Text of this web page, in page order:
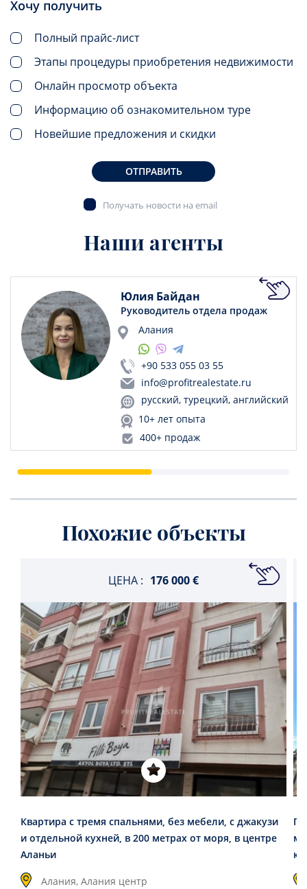
Хочу получить
Полный прайс-лист
Этапы процедуры приобретения недвижимости
Онлайн просмотр объекта
Информацию об ознакомительном туре
Новейшие предложения и скидки
ОТПРАВИТЬ
Получать новости на email
Наши агенты
Юлия Байдан
Руководитель отдела продаж
Алания
+90 533 055 03 55
info@profitrealestate.ru
русский, турецкий, английский
10+ лет опыта
400+ продаж
Похожие объекты
ЦЕНА : 176 000 €
Квартира с тремя спальнями, без мебели, с джакузи
и отдельной кухней, в 200 метрах от моря, в центре
Аланьи
Алания, Алания центр